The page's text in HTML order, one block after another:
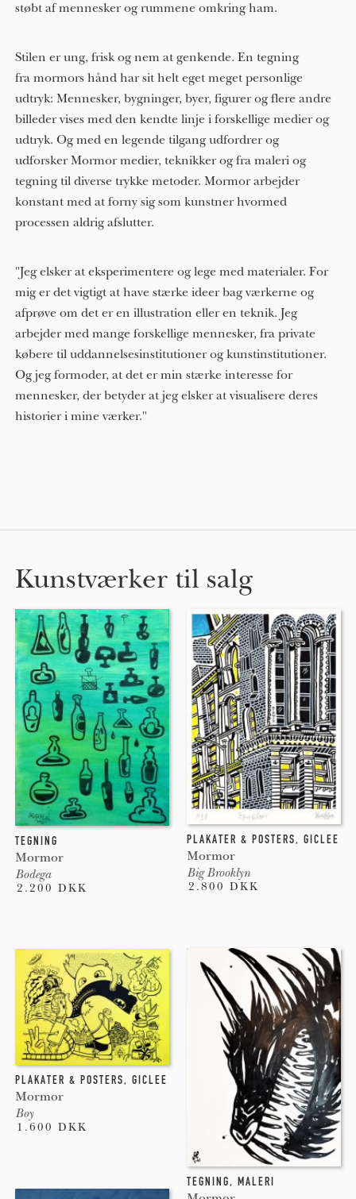
støbt af mennesker og rummene omkring ham.
Stilen er ung, frisk og nem at genkende. En tegning
fra mormors hånd har sit helt eget meget personlige
udtryk: Mennesker, bygninger, byer, figurer og flere andre
billeder vises med den kendte linje i forskellige medier og
udtryk. Og med en legende tilgang udfordrer og
udforsker Mormor medier, teknikker og fra maleri og
tegning til diverse trykke metoder. Mormor arbejder
konstant med at forny sig som kunstner hvormed
processen aldrig afslutter.
"Jeg elsker at eksperimentere og lege med materialer. For
mig er det vigtigt at have stærke ideer bag værkerne og
afprøve om det er en illustration eller en teknik. Jeg
arbejder med mange forskellige mennesker, fra private
købere til uddannelsesinstitutioner og kunstinstitutioner.
Og jeg formoder, at det er min stærke interesse for
mennesker, der betyder at jeg elsker at visualisere deres
historier i mine værker."
Kunstværker til salg
TEGNING
Mormor
Bodega
2.200 DKK
PLAKATER & POSTERS, GICLEE
Mormor
Big Brooklyn
2.800 DKK
TEGNING, MALERI
PLAKATER & POSTERS, GICLEE
Mormor
Boy
1.600 DKK